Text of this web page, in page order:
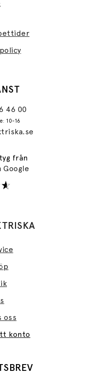
46 00
10-16
från
Google
oss
konto